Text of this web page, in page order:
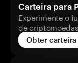
Carteira para
Experimente o
de
Obter carteira